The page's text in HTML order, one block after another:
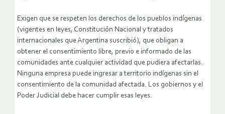
Exigen que se respeten los derechos de los pueblos indígenas
(vigentes en leyes, Constitución Nacional y tratados
internacionales que Argentina suscribió), que obligan a
obtener el consentimiento libre, previo e informado de las
comunidades ante cualquier actividad que pudiera afectarlas.
Ninguna empresa puede ingresar a territorio indígenas sin el
consentimiento de la comunidad afectada. Los gobiernos y el
Poder Judicial debe hacer cumplir esas leyes.